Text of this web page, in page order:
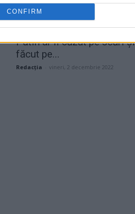
CONFIRM
Putin ar fi căzut pe scări
făcut pe...
Redacţia vineri, 2 decembrie 2022